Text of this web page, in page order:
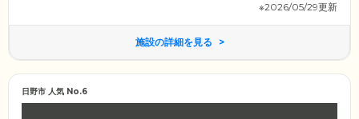
※2026/05/29更新
施設の詳細を見る
日野市 人気 No.6